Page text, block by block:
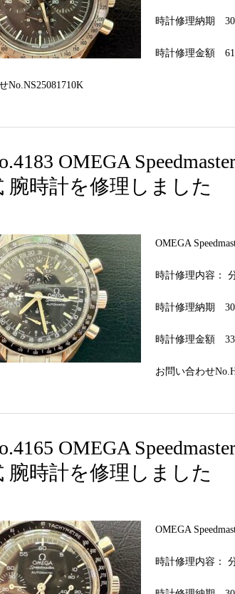
時計修理納期 30
時計修理金額
No.NS25081710K
OMEGA
腕時計を修理しました
OMEGA
時計修理内容：
時計修理納期 30
時計修理金額
お問い合わせ
OMEGA
腕時計を修理しました
OMEGA
時計修理内容：